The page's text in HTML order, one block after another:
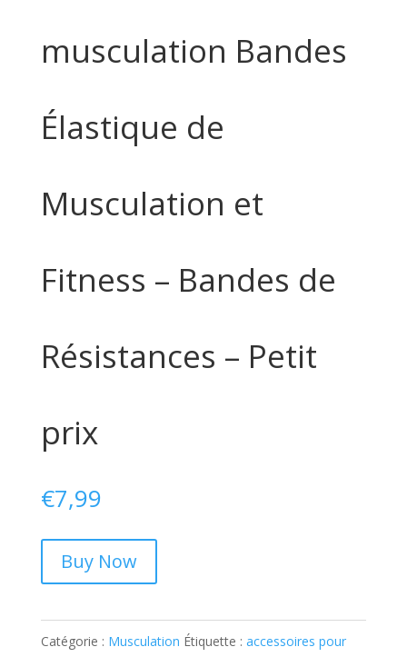
musculation Bandes
Élastique de
Musculation et
Fitness – Bandes de
Résistances – Petit
prix
€7,99
Buy Now
Catégorie : Musculation Étiquette : accessoires pour